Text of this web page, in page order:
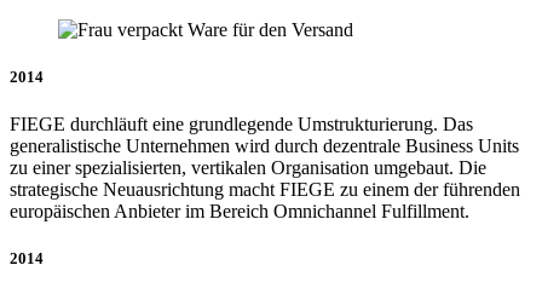
2014
FIEGE durchläuft eine grundlegende Umstrukturierung. Das
generalistische Unternehmen wird durch dezentrale Business Units
zu einer spezialisierten, vertikalen Organisation umgebaut. Die
strategische Neuausrichtung macht FIEGE zu einem der führenden
europäischen Anbieter im Bereich Omnichannel Fulfillment.
2014